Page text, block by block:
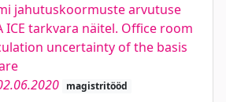
jahutuskoormuste arvutuse
ICE tarkvara näitel. Office room
uncertainty of the basis
magistritööd